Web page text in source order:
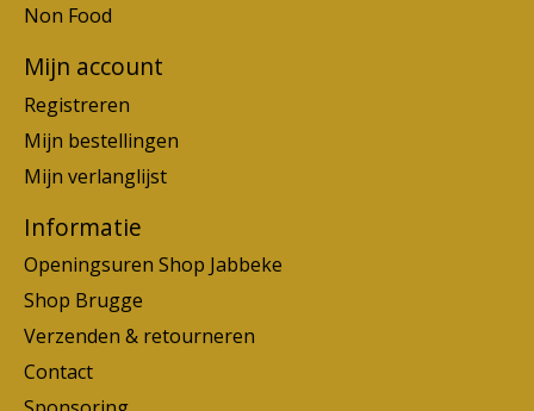
Non Food
Mijn account
Registreren
Mijn bestellingen
Mijn verlanglijst
Informatie
Openingsuren Shop Jabbeke
Shop Brugge
Verzenden & retourneren
Contact